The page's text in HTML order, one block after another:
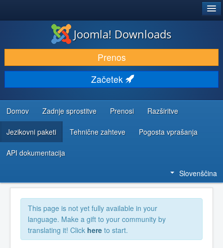
PRENESI IN RAZŠIRI
ODKRIJTE & IZVEJTE
SKUPNOST IN PODPORA
VIRI ZA RAZVIJALCE
Joomla! Downloads
Prenos
Začetek
Domov Zadnje sprostitve Prenosi Razširitve
Jezikovni paketi Tehnične zahteve Pogosta vprašanja
API dokumentacija
Slovenščina
This page is not yet fully available in your
language. Make a gift to your community by
translating it! Click here to start.